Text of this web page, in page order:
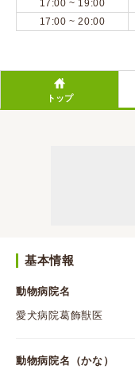
口コミ投稿
17:00 ~ 19:00
17:00 ~ 20:00
トップ
基本情報
動物病院名
愛犬病院葛飾獣医
動物病院名（かな）